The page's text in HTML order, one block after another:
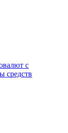
с
средств